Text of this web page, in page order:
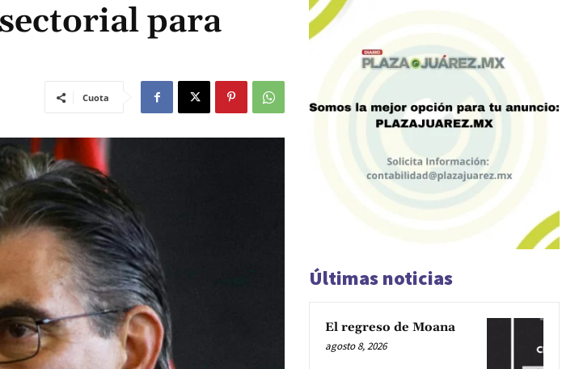
para
Cuota
Últimas noticias
El regreso de Moana
agosto 8, 2026